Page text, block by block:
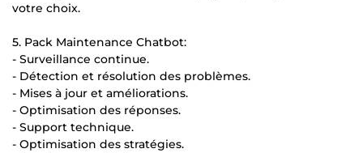
votre choix.
5. Pack Maintenance Chatbot:
- Surveillance continue.
- Détection et résolution des problèmes.
- Mises à jour et améliorations.
- Optimisation des réponses.
- Support technique.
- Optimisation des stratégies.